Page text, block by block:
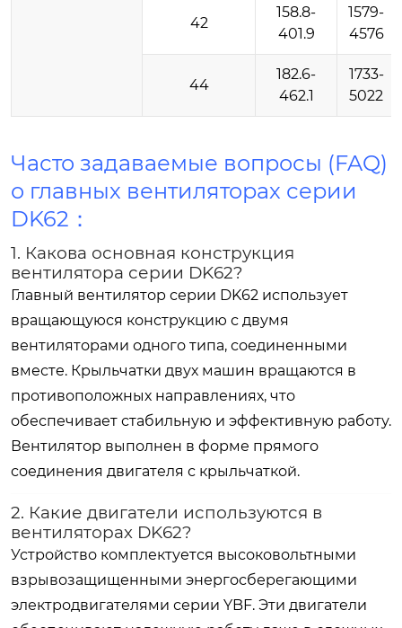
42
158.8-
401.9
1579-
4576
44
182.6-
462.1
1733-
5022
Часто задаваемые вопросы (FAQ)
о главных вентиляторах серии
DK62：
1. Какова основная конструкция
вентилятора серии DK62?
Главный вентилятор серии DK62 использует
вращающуюся конструкцию с двумя
вентиляторами одного типа, соединенными
вместе. Крыльчатки двух машин вращаются в
противоположных направлениях, что
обеспечивает стабильную и эффективную работу.
Вентилятор выполнен в форме прямого
соединения двигателя с крыльчаткой.
2. Какие двигатели используются в
вентиляторах DK62?
Устройство комплектуется высоковольтными
взрывозащищенными энергосберегающими
электродвигателями серии YBF. Эти двигатели